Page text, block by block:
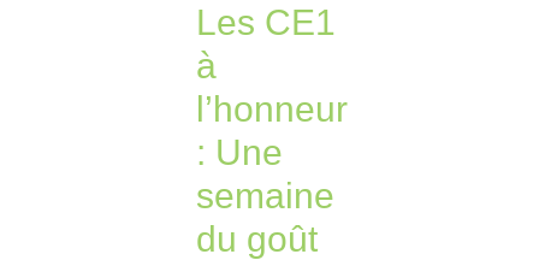
Les CE1
à
l’honneur
: Une
semaine
du goût